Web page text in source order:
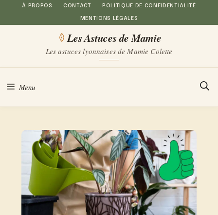
Aller
au
À PROPOS CONTACT POLITIQUE DE CONFIDENTIALITÉ
MENTIONS LÉGALES
Les Astuces de Mamie
Les astuces lyonnaises de Mamie Colette
Menu